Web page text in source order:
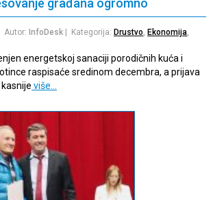
građana ogromno
| Autor: InfoDesk | Kategorija: Drustvo, Ekonomija,
energetskoj sanaciji porodičnih kuća i
raspisaće sredinom decembra, a prijava
više…